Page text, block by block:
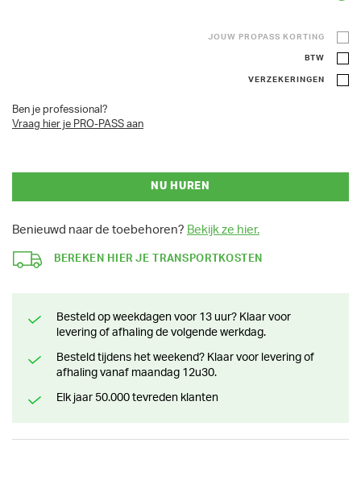
JOUW PROPASS KORTING
BTW
VERZEKERINGEN
Ben je professional?
Vraag hier je PRO-PASS aan
NU HUREN
Benieuwd naar de toebehoren? Bekijk ze hier.
BEREKEN HIER JE TRANSPORTKOSTEN
Besteld op weekdagen voor 13 uur? Klaar voor
levering of afhaling de volgende werkdag.
Besteld tijdens het weekend? Klaar voor levering of
afhaling vanaf maandag 12u30.
Elk jaar 50.000 tevreden klanten